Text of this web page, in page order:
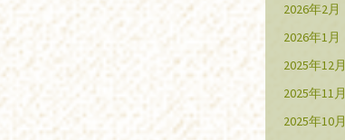
2026年2月
2026年1月
2025年12月
2025年11月
2025年10月